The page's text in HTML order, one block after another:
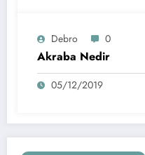
Debro 0
Akraba Nedir
05/12/2019